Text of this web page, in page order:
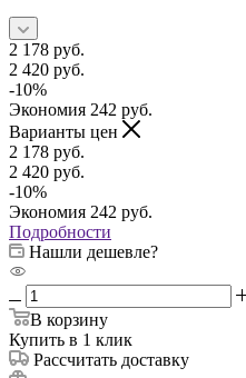
2 178 руб.
2 420 руб.
-10%
Экономия 242 руб.
Варианты цен
2 178 руб.
2 420 руб.
-10%
Экономия 242 руб.
Подробности
Нашли дешевле?
В корзину
Купить в 1 клик
Рассчитать доставку